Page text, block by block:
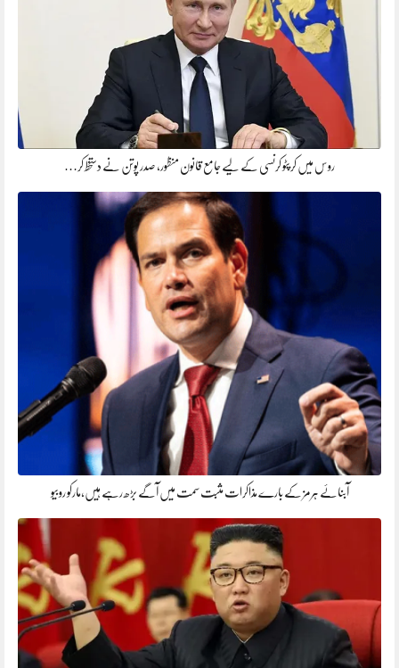
روس میں کرپٹو کرنسی کے لیے جامع قانون منظور، صدر پوتن نے دستخط کر…
آبنائے ہرمز کے بارے مذاکرات مثبت سمت میں آگے بڑھ رہے ہیں،مارکو روبیو